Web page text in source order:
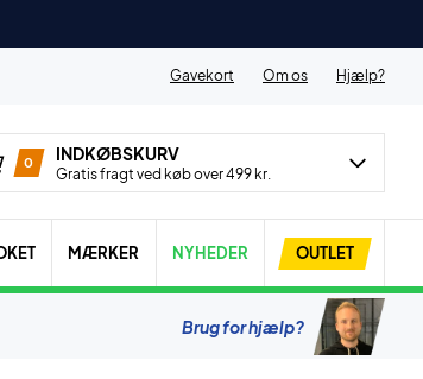
Gavekort Om os Hjælp?
0 INDKØBSKURV
Gratis fragt ved køb over 499 kr.
MÆRKER NYHEDER OUTLET
Brug for hjælp?